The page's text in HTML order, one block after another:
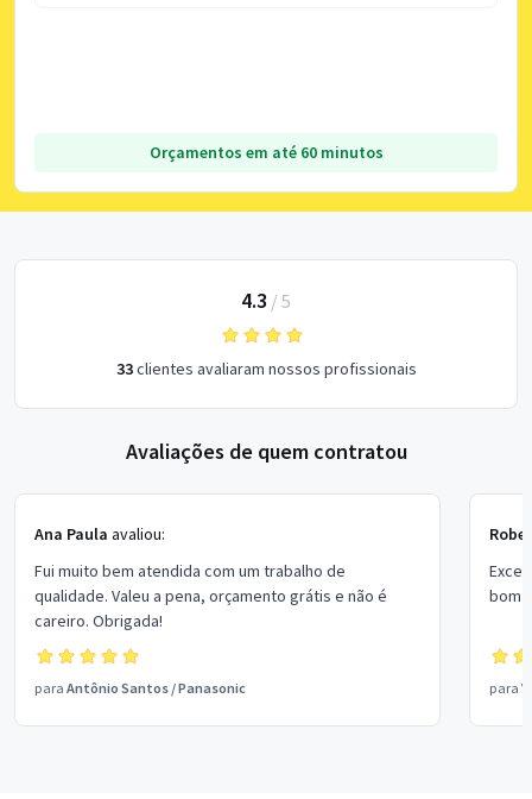
Orçamentos em até 60 minutos
4.3 / 5
33clientes avaliaram nossos profissionais
Avaliações de quem contratou
Ana Paula avaliou:
Fui muito bem atendida com um trabalho de
qualidade. Valeu a pena, orçamento grátis e não é
careiro. Obrigada!
para Antônio Santos /Panasonic
bom
para